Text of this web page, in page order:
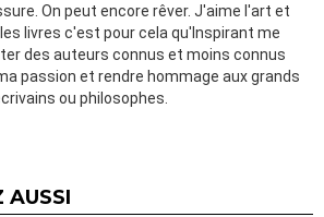
On peut encore rêver. J'aime l'art et
livres c'est pour cela qu'Inspirant me
des auteurs connus et moins connus
passion et rendre hommage aux grands
ou philosophes.
AUSSI